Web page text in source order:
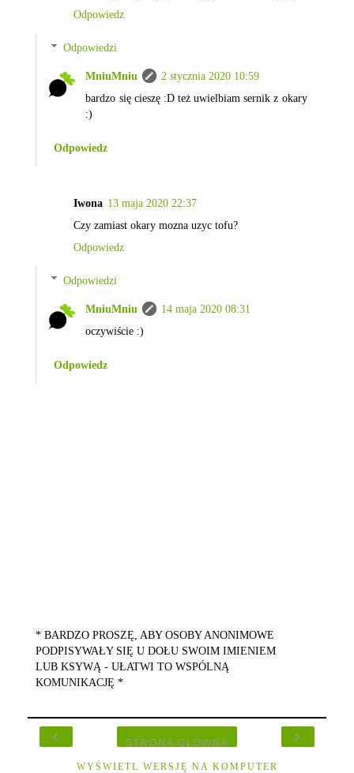
Odpowiedz
Odpowiedzi
MniuMniu
2 stycznia 2020 10:59
bardzo się cieszę :D też uwielbiam sernik z okary
:)
Odpowiedz
Iwona 13 maja 2020 22:37
Czy zamiast okary mozna uzyc tofu?
Odpowiedz
Odpowiedzi
MniuMniu
14 maja 2020 08:31
oczywiście :)
Odpowiedz
* BARDZO PROSZĘ, ABY OSOBY ANONIMOWE
PODPISYWAŁY SIĘ U DOŁU SWOIM IMIENIEM
LUB KSYWĄ - UŁATWI TO WSPÓLNĄ
KOMUNIKACJĘ *
‹ ›
STRONA GŁÓWNA
WYŚWIETL WERSJĘ NA KOMPUTER